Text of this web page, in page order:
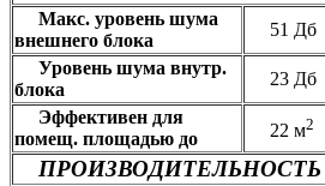
Макс. уровень шума
внешнего блока
51 Дб
Уровень шума внутр.
блока
23 Дб
Эффективен для
помещ. площадью до
22 м2
ПРОИЗВОДИТЕЛЬНОСТЬ